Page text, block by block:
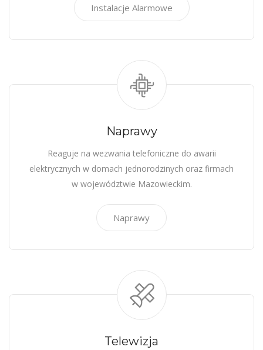
Instalacje Alarmowe
Naprawy
Reaguje na wezwania telefoniczne do awarii
elektrycznych w domach jednorodzinych oraz firmach
w województwie Mazowieckim.
Naprawy
Telewizja